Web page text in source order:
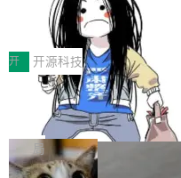
理两个方面，让用户的每一份
得住、用得稳、省得下、更
始，Token使用一目...
作者）、Quoc Le（Google
q2Seq 和 DocAI 的共同发明
yals（Gemini 联合负责人，
耳科技研发的企业级终端编
中文驱动的数字员工，自主理
骤、编写代码。不挑模型、不
装完即用。 开源地址：Gitee
b 安装 支持 Java 8+（8~26
x / Windows / Harmony PC
x / Harmony PC curl -fsSL
r.org/solon...
让“代码语义理解”深度释
价值潜能：华为云码道（
代码仓技术解析
一、代码仓深度理解技术的
程实践中，代码仓是企业核心
体。企业级代码仓库通常包
个文件，其规模远超单次模型
文窗口。随着项目规模的持
不断累积，代码仓中的模块
务逻辑等关键信息往往分散于
开 开源科技
一条“删库”命令跑 17 小时
师删光 89TB 数据只为干私
最高人民检察院8月4日公布了
名90后算法工程师王某，为
服务器空间，删光了公司AI游
局